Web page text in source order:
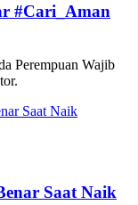
#Cari_Aman
Perempuan Wajib
Saat Naik